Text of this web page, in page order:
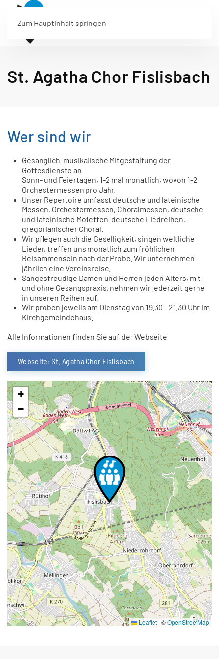
Zum Hauptinhalt springen
St. Agatha Chor Fislisbach
Wer sind wir
Gesanglich-musikalische Mitgestaltung der
Gottesdienste an
Sonn- und Feiertagen, 1-2 mal monatlich, wovon 1-2
Orchestermessen pro Jahr.
Unser Repertoire umfasst deutsche und lateinische
Messen, Orchestermessen, Choralmessen, deutsche
und lateinische Motetten, deutsche Liedreihen,
gregorianischer Choral.
Wir pflegen auch die Geselligkeit, singen weltliche
Lieder, treffen uns monatlich zum fröhlichen
Beisammensein nach der Probe. Wir unternehmen
jährlich eine Vereinsreise.
Sangesfreudige Damen und Herren jeden Alters, mit
und ohne Gesangspraxis, nehmen wir jederzeit gerne
in unseren Reihen auf.
Wir proben jeweils am Dienstag von 19.30 - 21.30 Uhr im
Kirchgemeindehaus.
Alle Informationen finden Sie auf der Webseite
Webseite: St. Agatha Chor Fislisbach
+
−
Leaflet | ©OpenStreetMap